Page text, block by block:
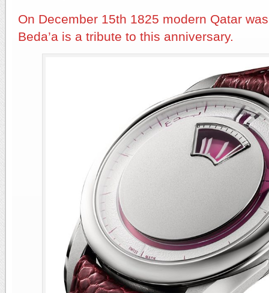
On December 15th 1825 modern Qatar
Beda’a is a tribute to this anniversary.